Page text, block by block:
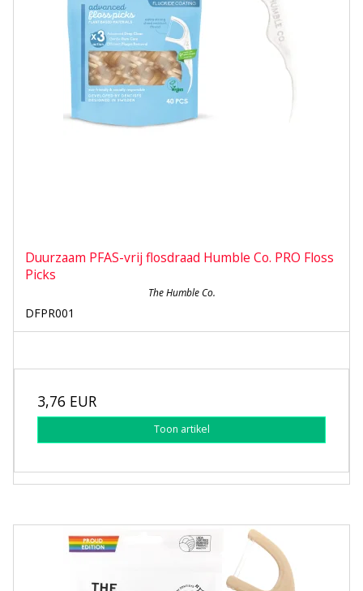
Duurzaam PFAS-vrij flosdraad Humble Co. PRO Floss
Picks
The Humble Co.
DFPR001
3,76 EUR
Toon artikel